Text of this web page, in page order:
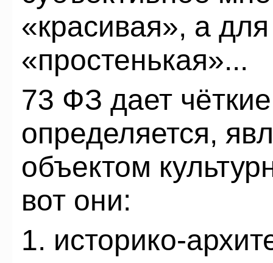
«красивая», а для
«простенькая»...
73 ФЗ дает
определяется,
объектом
вот они:
1. историко-